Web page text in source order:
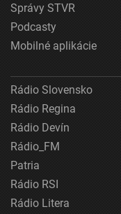
Správy STVR
Podcasty
Mobilné aplikácie
Rádio Slovensko
Rádio Regina
Rádio Devín
Rádio_FM
Patria
Rádio RSI
Rádio Litera